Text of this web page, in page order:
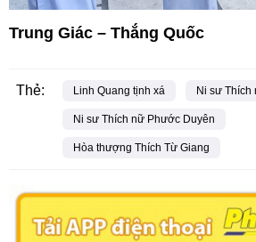
Trung Giác – Thắng Quốc
Thẻ: Linh Quang tịnh xá Ni sư Thích
Ni sư Thích nữ Phước Duyên
Hòa thượng Thích Từ Giang